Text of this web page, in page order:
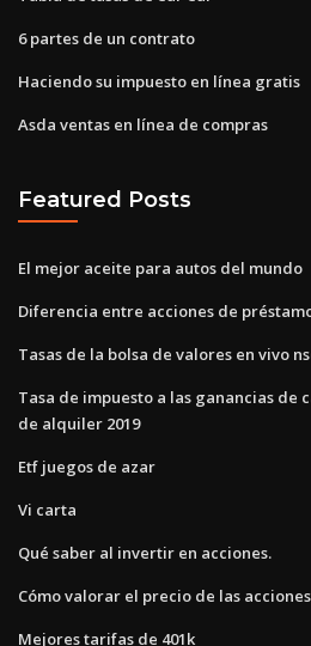
6 partes de un contrato
Haciendo su impuesto en línea gratis
Asda ventas en línea de compras
Featured Posts
El mejor aceite para autos del mundo
Diferencia entre acciones de
Tasas de la bolsa de valores en vivo
Tasa de impuesto a las ganancias de
de alquiler 2019
Etf juegos de azar
Vi carta
Qué saber al invertir en acciones.
Cómo valorar el precio de las
Mejores tarifas de 401k